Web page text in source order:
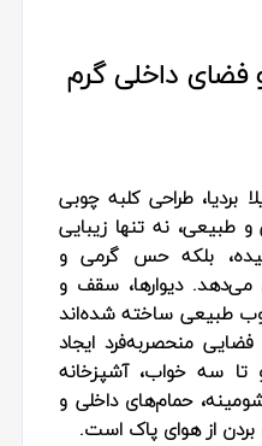
فضای داخلی گرم
بردیا، طراحی کلبه چوبی
نه تنها زیبایی
بلکه حس گرمی و
می‌دهد. دیوارها، سقف و
طبیعی ساخته شده‌اند
منحصربه‌فرد ایجاد
تا سه خواب، آشپزخانه
حمام‌های داخلی و
از هوای پاک است.